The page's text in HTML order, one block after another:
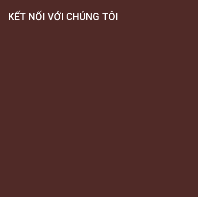
KẾT NỐI VỚI CHÚNG TÔI